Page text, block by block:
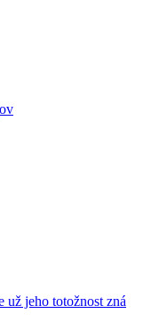
jeho totožnost zná